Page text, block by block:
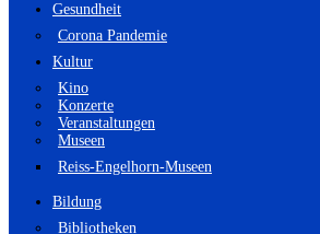
Gesundheit
Corona Pandemie
Kultur
Kino
Konzerte
Veranstaltungen
Museen
Reiss-Engelhorn-Museen
Bildung
Bibliotheken